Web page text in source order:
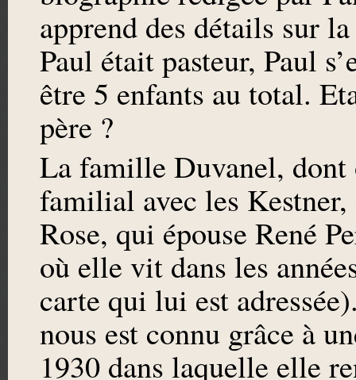
apprend des détails sur
Paul était pasteur, Paul
être 5 enfants au total.
père ?
La famille Duvanel, dont
familial avec les Kestner,
Rose, qui épouse René
où elle vit dans les
carte qui lui est
nous est connu grâce à
1930 dans laquelle elle